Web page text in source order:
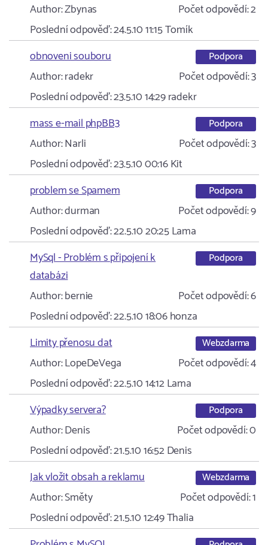
Author:Zbynas Počet odpovědí:2
Poslední odpověď:24.5.10 11:15Tomík
obnoveni souboru
Podpora
Author:radekr Počet odpovědí:3
Poslední odpověď:23.5.10 14:29radekr
mass e-mail phpBB3
Podpora
Author:Narli Počet odpovědí:3
Poslední odpověď:23.5.10 00:16Kit
problem se Spamem
Podpora
Author:durman Počet odpovědí:9
Poslední odpověď:22.5.10 20:25Lama
MySql - Problém s připojení k
databázi
Podpora
Author:bernie Počet odpovědí:6
Poslední odpověď:22.5.10 18:06honza
Limity přenosu dat
Webzdarma
Author:LopeDeVega Počet odpovědí:4
Poslední odpověď:22.5.10 14:12Lama
Výpadky servera?
Podpora
Author:Denis Počet odpovědí:0
Poslední odpověď:21.5.10 16:52Denis
Jak vložit obsah a reklamu
Webzdarma
Author:Směty Počet odpovědí:1
Poslední odpověď:21.5.10 12:49Thalia